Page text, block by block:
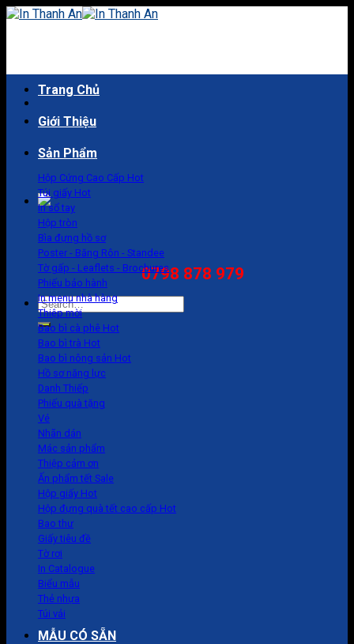
Skip
0798 878 979
Search
for:
Trang Chủ
Giới Thiệu
Sản Phẩm
Hộp Cứng Cao Cấp
Túi giấy
In sổ tay
Hộp tròn
Bìa đựng hồ sơ
Poster - Băng Rôn - Standee
Tờ gấp - Leaflets - Brochures
Phiếu bảo hành
In menu nhà hàng
Thiệp mời
Bao bì cà phê
Bao bì trà
Bao bì nông sản
Hồ sơ năng lực
Danh Thiếp
Phiếu quà tặng
Vé
Nhãn dán
Mác sản phẩm
Thiệp cảm ơn
Ấn phẩm tết
Hộp giấy
Hộp đựng quà tết cao cấp
Bao thư
Giấy tiêu đề
Tờ rơi
In Catalogue
Biểu mẫu
Thẻ nhựa
Túi vải
MẪU CÓ SẴN